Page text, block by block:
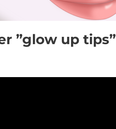
”glow up tips”